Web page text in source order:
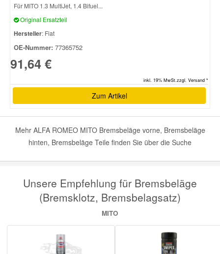
Für MITO 1.3 MultiJet, 1.4 Bifuel...
Original Ersatzteil
Hersteller: Fiat
OE-Nummer: 77365752
91,64 €
inkl. 19% MwSt.zzgl. Versand *
Zum Artikel
Mehr ALFA ROMEO MITO Bremsbeläge vorne, Bremsbeläge
hinten, Bremsbeläge Teile finden Sie über die Suche
Unsere Empfehlung für Bremsbeläge
(Bremsklotz, Bremsbelagsatz)
MITO